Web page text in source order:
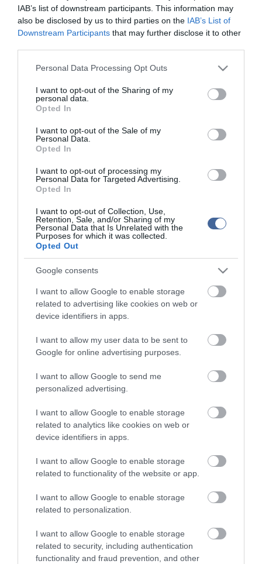
IAB’s list of downstream participants. This information may
also be disclosed by us to third parties on the IAB’s List of
Downstream Participants that may further disclose it to other
Please note that this website/app uses one or more Google
not limited to your visit or usage behaviour. You may click to
grant or deny consent to Google and its third-party tags to
use your data for below specified purposes in below Google
consent section.
Personal Data Processing Opt Outs
I want to opt-out of the Sharing of my
personal data.
Opted In
I want to opt-out of the Sale of my
Personal Data.
Opted In
I want to opt-out of processing my
Personal Data for Targeted Advertising.
Opted In
I want to opt-out of Collection, Use,
Retention, Sale, and/or Sharing of my
Personal Data that Is Unrelated with the
Purposes for which it was collected.
Opted Out
Google consents
I want to allow Google to enable storage
related to advertising like cookies on web or
device identifiers in apps.
I want to allow my user data to be sent to
Google for online advertising purposes.
I want to allow Google to send me
personalized advertising.
I want to allow Google to enable storage
related to analytics like cookies on web or
device identifiers in apps.
I want to allow Google to enable storage
related to functionality of the website or app.
I want to allow Google to enable storage
related to personalization.
I want to allow Google to enable storage
related to security, including authentication
functionality and fraud prevention, and other
12:16
Nagy erőkkel keresik a szomjazó gólyát megmentő
Árpádot
6:48
Magyar Péter: átfogó energiafejlesztési tervet fogadott el a
Kenyában bezzeg minden zöldebb
bukkant elő a Dunából
A Tisza-frakció kezdeményezte, hogy jövő kedden legyen
Szomjazó gólyának adott inni egy férfi Tiszakécskénél -
megható pillanatot rögzített a kamera
delfinanya
top cikkek:
Nem is olyan egészséges a népszerű banán?
top fórum témák:
2022.05.10 21:11
AZ IGAZSÁG SOHA NEM KÉSŐ
2022.03.29 16:06